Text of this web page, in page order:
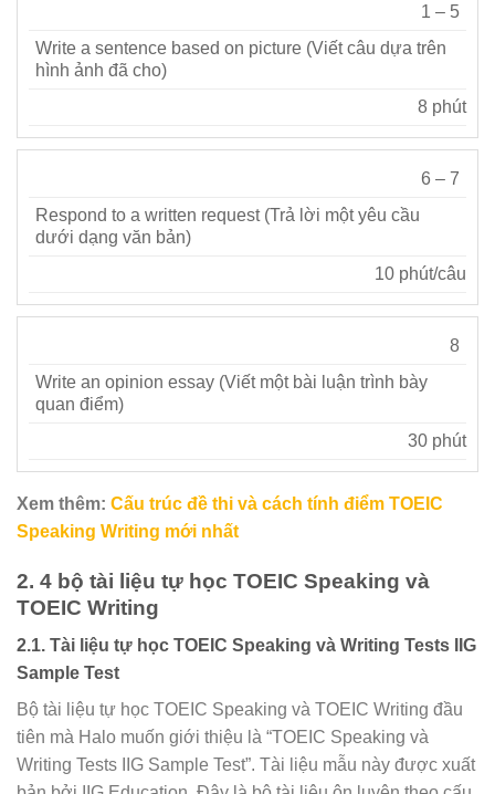
1 – 5
Write a sentence based on picture (Viết câu dựa trên
hình ảnh đã cho)
8 phút
6 – 7
Respond to a written request (Trả lời một yêu cầu
dưới dạng văn bản)
10 phút/câu
8
Write an opinion essay (Viết một bài luận trình bày
quan điểm)
30 phút
Xem thêm: Cấu trúc đề thi và cách tính điểm TOEIC
Speaking Writing mới nhất
2. 4 bộ tài liệu tự học TOEIC Speaking và
TOEIC Writing
2.1. Tài liệu tự học TOEIC Speaking và Writing Tests IIG
Sample Test
Bộ tài liệu tự học TOEIC Speaking và TOEIC Writing đầu
tiên mà Halo muốn giới thiệu là “TOEIC Speaking và
Writing Tests IIG Sample Test”. Tài liệu mẫu này được xuất